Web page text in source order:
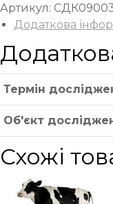
Артикул:
Додаткова
Термін
Об'єкт
Схожі